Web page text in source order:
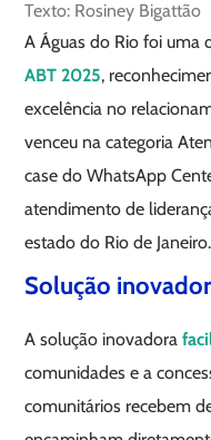
Texto: Rosiney Bigattão
A Águas do Rio foi uma
ABT 2025,
excelência no
venceu na categoria
case do WhatsApp
atendimento de
estado do Rio de Janeiro.
Solução
A solução inovadora
comunidades e a
comunitários recebem